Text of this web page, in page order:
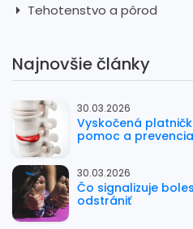
Tehotenstvo a pôrod
Najnovšie články
30.03.2026
Vyskočená
pomoc a prevencia
30.03.2026
Čo signalizuje
odstrániť